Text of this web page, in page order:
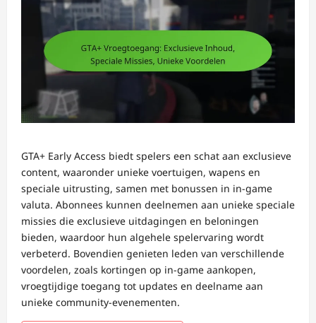
GTA+ Early Access biedt spelers een schat aan exclusieve
content, waaronder unieke voertuigen, wapens en
speciale uitrusting, samen met bonussen in in-game
valuta. Abonnees kunnen deelnemen aan unieke speciale
missies die exclusieve uitdagingen en beloningen
bieden, waardoor hun algehele spelervaring wordt
verbeterd. Bovendien genieten leden van verschillende
voordelen, zoals kortingen op in-game aankopen,
vroegtijdige toegang tot updates en deelname aan
unieke community-evenementen.